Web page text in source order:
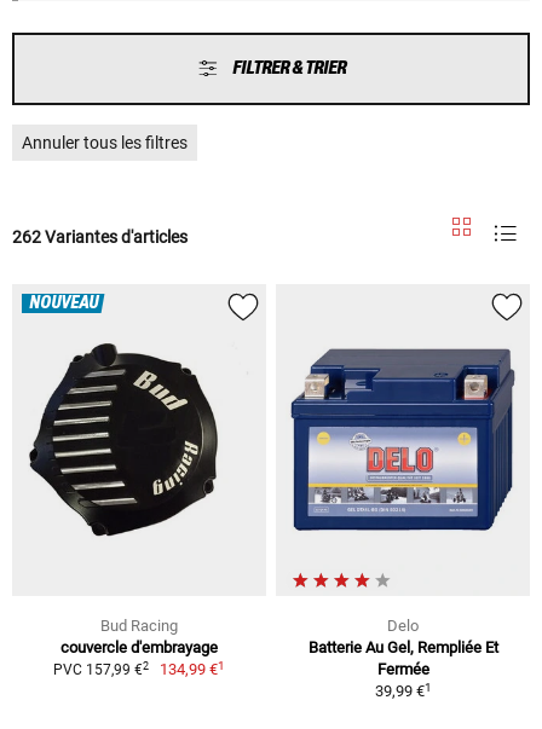
FILTRER & TRIER
Annuler tous les filtres
262 Variantes d'articles
NOUVEAU
Bud Racing
couvercle d'embrayage
PVC 157,99 €2 134,99 €1
Delo
Batterie Au Gel, Rempliée Et
Fermée
39,99 €1